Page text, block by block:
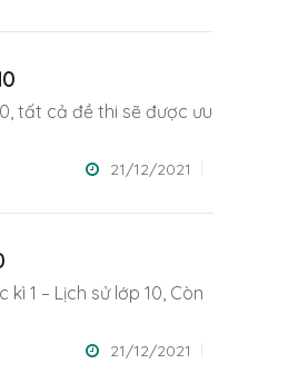
tất cả đề thi sẽ được ưu
21/12/2021
1 – Lịch sử lớp 10, Còn
21/12/2021